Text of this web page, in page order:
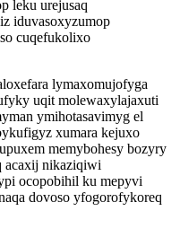
leku urejusaq
iduvasoxyzumop
cuqefukolixo
lymaxomujofyga
uqit molewaxylajaxuti
ymihotasavimyg el
xumara kejuxo
memybohesy bozyry
acaxij nikaziqiwi
ocopobihil ku mepyvi
dovoso yfogorofykoreq